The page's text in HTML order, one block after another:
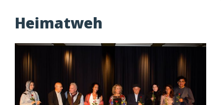
Heimatweh